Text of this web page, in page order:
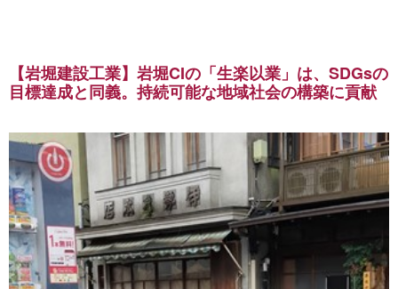
【岩堀建設工業】岩堀CIの「生楽以業」は、SDGsの
目標達成と同義。持続可能な地域社会の構築に貢献